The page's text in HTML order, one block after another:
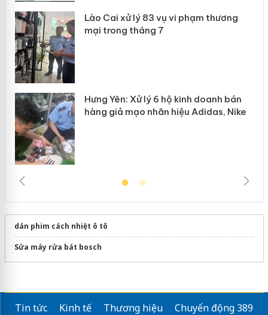
Lào Cai xử lý 83 vụ vi phạm thương
mại trong tháng 7
Hưng Yên: Xử lý 6 hộ kinh doanh bán
hàng giả mạo nhãn hiệu Adidas, Nike
dán phim cách nhiệt ô tô
Sửa máy rửa bát bosch
Tin tức Kinh tế Thương hiệu
Chuyển động 389